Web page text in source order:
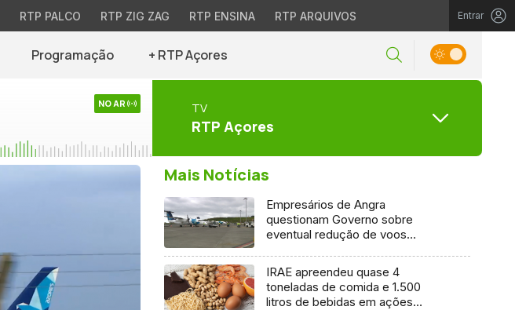
RTP PALCO RTP ZIG ZAG RTP ENSINA RTP ARQUIVOS Entrar
Programação + RTP Açores
NO AR TV
RTP Açores
Mais Notícias
Empresários de Angra
questionam Governo sobre
eventual redução de voos
IRAE apreendeu quase 4
toneladas de comida e 1.500
litros de bebidas em ações